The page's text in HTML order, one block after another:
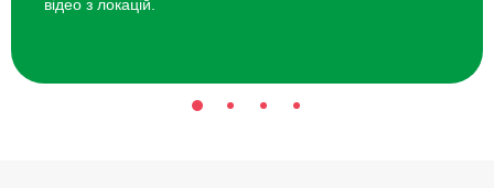
відео з локацій.